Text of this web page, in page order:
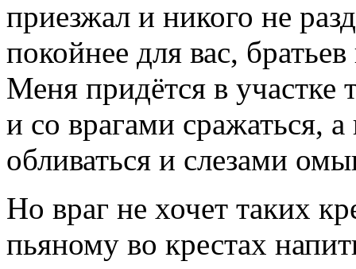
приезжал и никого не
покойнее для вас,
Меня придётся в участке
и со врагами сражаться,
обливаться и слезами
Но враг не хочет таких
пьяному во крестах